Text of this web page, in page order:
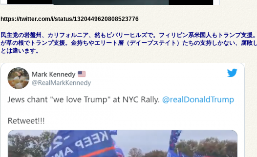
https://twitter.com/i/status/1320449620808523776
民主党の岩盤州、カリフォルニア、然もビバリーヒルズで。フィリピン系米国人もトランプ支援
が草の根でトランプ支援。金持ちやエリート層（デイープステイト）たちの支持しかない、腐敗
とは違います。